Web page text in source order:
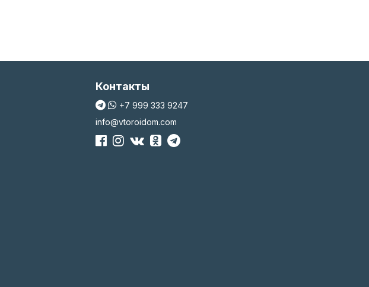
Контакты
+7 999 333 9247
info@vtoroidom.com